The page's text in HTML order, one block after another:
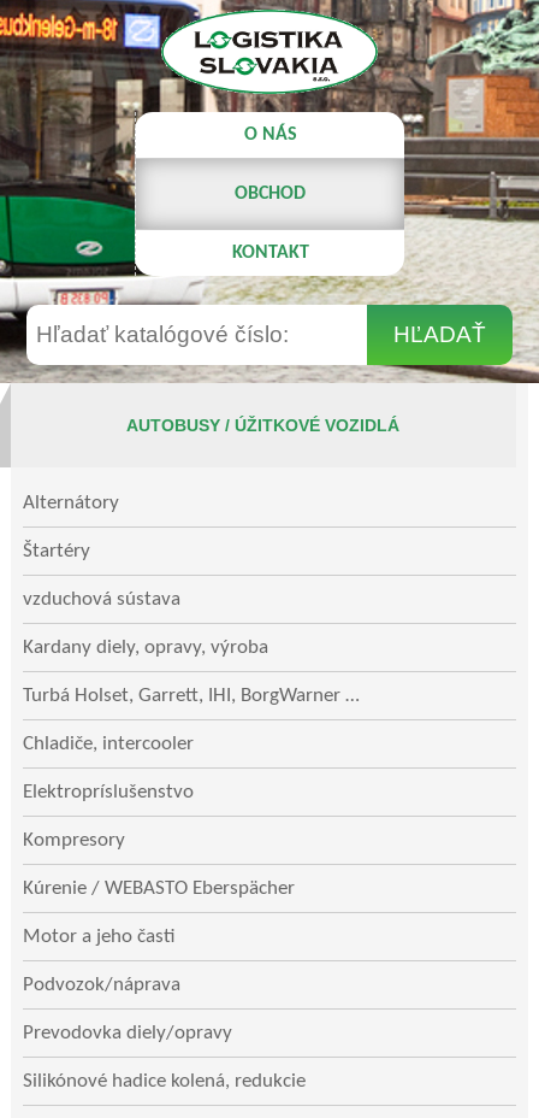
O NÁS
OBCHOD
KONTAKT
AUTOBUSY / ÚŽITKOVÉ VOZIDLÁ
Alternátory
Štartéry
vzduchová sústava
Kardany diely, opravy, výroba
Turbá Holset, Garrett, IHI, BorgWarner …
Chladiče, intercooler
Elektropríslušenstvo
Kompresory
Kúrenie / WEBASTO Eberspächer
Motor a jeho časti
Podvozok/náprava
Prevodovka diely/opravy
Silikónové hadice kolená, redukcie